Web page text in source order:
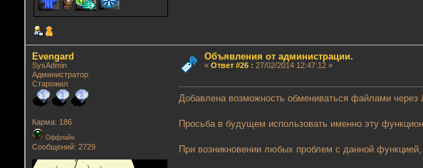
Evengard
SysAdmin
Администратор
Старожил
Карма: 186
Оффлайн
Сообщений: 2729
Объявления от администрации.
« Ответ #26: 27/02/2014 12:47:12 »
Добавлена возможность обмениваться файлами
Просьба в будущем использовать именно эту
При возникновении любых проблем с данной